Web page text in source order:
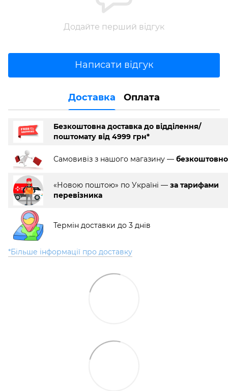
Додайте перший відгук
Написати відгук
Доставка Оплата
Безкоштовна доставка до відділення/
поштомату від 4999 грн*
Самовивіз з нашого магазину — безкоштовно
«Новою поштою» по Україні — за тарифами
перевізника
Термін доставки до 3 днів
*Більше інформації про доставку